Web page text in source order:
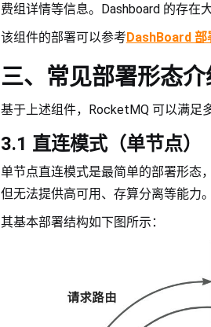
费组详情等信息。Dashboard 的存在
该组件的部署可以参考DashBoard 部
三、常见部署形态介
基于上述组件，RocketMQ 可以满足
3.1 直连模式（单节点）
单节点直连模式是最简单的部署形态
但无法提供高可用、存算分离等能力。
其基本部署结构如下图所示：